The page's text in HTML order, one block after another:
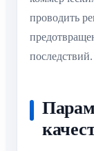
проводить
последствий.